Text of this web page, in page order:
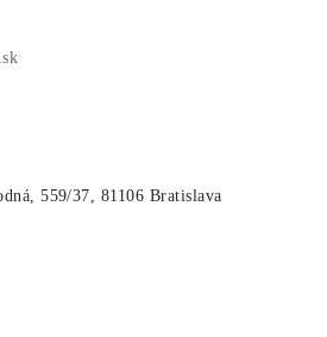
559/37, 81106 Bratislava